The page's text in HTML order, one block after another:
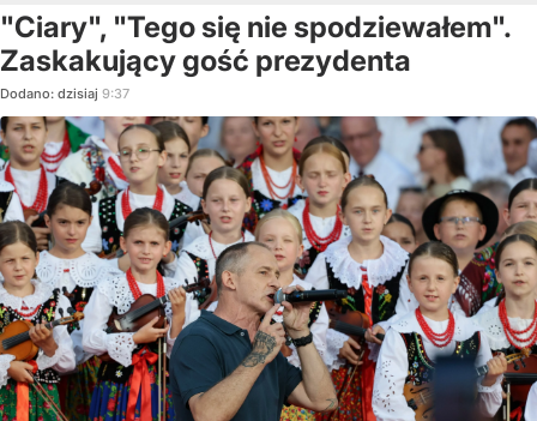
"Ciary", "Tego się nie spodziewałem".
Zaskakujący gość prezydenta
Dodano: dzisiaj 9:37